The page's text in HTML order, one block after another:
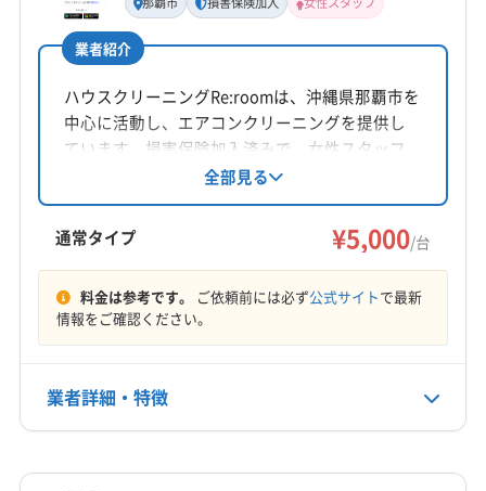
公式HP
公式サイトを見る
伊藤義朗
所在地
沖縄県沖縄市
対応地域
浦添市 沖縄市
糸満市
那覇市 南城市 名護市
国頭郡恩納村
国頭郡宜野座村
国頭郡国頭村
国頭郡本部町
中頭郡嘉手納町
中頭郡西原町
中頭郡中城村
中頭郡読谷村
もっと見る
営業時間
定休日
なし
電話番号
業者紹介
ハウスクリーニングRe:roomは、沖縄県那覇市を
中心に活動し、エアコンクリーニングを提供し
ています。損害保険加入済みで、女性スタッフ
が同行可能です。作業は自社対応で、仕上がり
に不満の場合は無料で追加対応。駐車代は店舗
負担です。丁寧な作業と安心のサービスで、快
適な空間作りをサポートします。
全部見る
通常タイプ ¥5,000/台
料金は参考です。 ご依頼前には必ず公式サイトで最新
情報をご確認ください。
業者詳細・特徴